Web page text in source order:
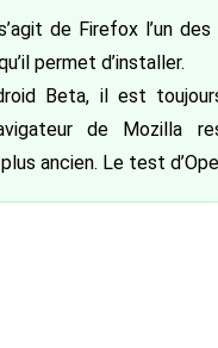
de Firefox l’un
permet d’installer.
Beta, il est
de Mozilla
ancien. Le test